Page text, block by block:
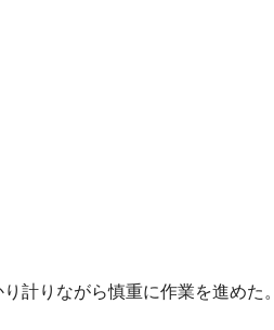
計りながら慎重に作業を進めた。